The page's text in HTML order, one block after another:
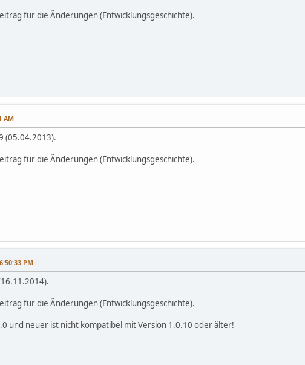
für die Änderungen (Entwicklungsgeschichte).
AM
(05.04.2013).
für die Änderungen (Entwicklungsgeschichte).
PM
für die Änderungen (Entwicklungsgeschichte).
und neuer ist nicht kompatibel mit Version 1.0.10 oder älter!